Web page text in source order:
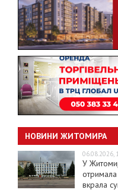
НОВИНИ ЖИТОМИРА
06.08.2026,
У
отримала
вкрала